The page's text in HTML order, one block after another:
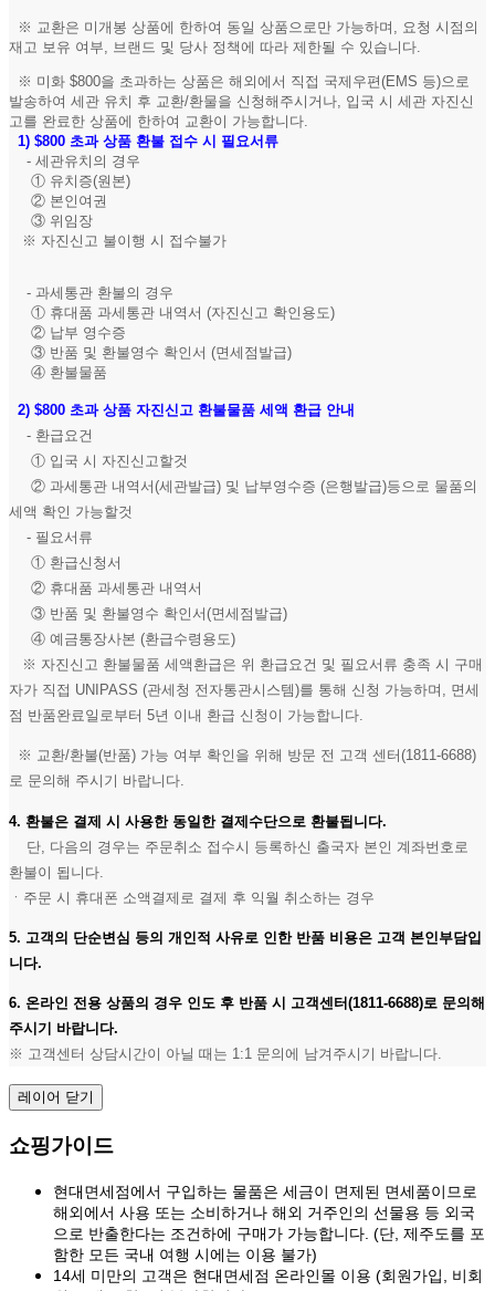
※ 교환은 미개봉 상품에 한하여 동일 상품으로만 가능하며, 요청 시점의
재고 보유 여부, 브랜드 및 당사 정책에 따라 제한될 수 있습니다.
※ 미화 $800을 초과하는 상품은 해외에서 직접 국제우편(EMS 등)으로
발송하여 세관 유치 후 교환/환물을 신청해주시거나, 입국 시 세관 자진신
고를 완료한 상품에 한하여 교환이 가능합니다.
1) $800 초과 상품 환불 접수 시 필요서류
- 세관유치의 경우
① 유치증(원본)
② 본인여권
③ 위임장
※ 자진신고 불이행 시 접수불가
- 과세통관 환불의 경우
① 휴대품 과세통관 내역서 (자진신고 확인용도)
② 납부 영수증
③ 반품 및 환불영수 확인서 (면세점발급)
④ 환불물품
2) $800 초과 상품 자진신고 환불물품 세액 환급 안내
- 환급요건
① 입국 시 자진신고할것
② 과세통관 내역서(세관발급) 및 납부영수증 (은행발급)등으로 물품의
세액 확인 가능할것
- 필요서류
① 환급신청서
② 휴대품 과세통관 내역서
③ 반품 및 환불영수 확인서(면세점발급)
④ 예금통장사본 (환급수령용도)
※ 자진신고 환불물품 세액환급은 위 환급요건 및 필요서류 충족 시 구매
자가 직접 UNIPASS (관세청 전자통관시스템)를 통해 신청 가능하며, 면세
점 반품완료일로부터 5년 이내 환급 신청이 가능합니다.
※ 교환/환불(반품) 가능 여부 확인을 위해 방문 전 고객 센터(1811-6688)
로 문의해 주시기 바랍니다.
4. 환불은 결제 시 사용한 동일한 결제수단으로 환불됩니다.
단, 다음의 경우는 주문취소 접수시 등록하신 출국자 본인 계좌번호로
환불이 됩니다.
ㆍ주문 시 휴대폰 소액결제로 결제 후 익월 취소하는 경우
5. 고객의 단순변심 등의 개인적 사유로 인한 반품 비용은 고객 본인부담입
니다.
6. 온라인 전용 상품의 경우 인도 후 반품 시 고객센터(1811-6688)로 문의해
주시기 바랍니다.
※ 고객센터 상담시간이 아닐 때는 1:1 문의에 남겨주시기 바랍니다.
레이어 닫기
쇼핑가이드
현대면세점에서 구입하는 물품은 세금이 면제된 면세품이므로
해외에서 사용 또는 소비하거나 해외 거주인의 선물용 등 외국
으로 반출한다는 조건하에 구매가 가능합니다. (단, 제주도를 포
함한 모든 국내 여행 시에는 이용 불가)
14세 미만의 고객은 현대면세점 온라인몰 이용 (회원가입, 비회